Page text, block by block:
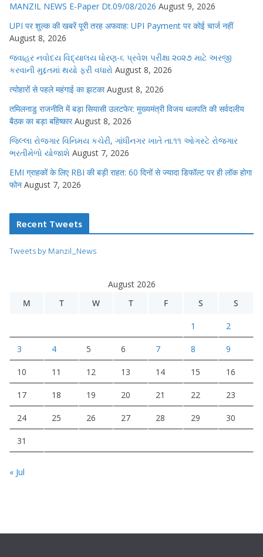
MANZIL NEWS E-Paper Dt.09/08/2026 August 9, 2026
UPI पर शुल्क की खबरें पूरी तरह अफवाह: UPI Payment पर कोई चार्ज नहीं
August 8, 2026
જવાહર નવોદય વિદ્યાલય ધોરણ-૬ પ્રવેશ પરીક્ષા ૨૦૨૭ માટે અરજી
કરવાની મુદ્દતમાં થયો ફરી વધારો August 8, 2026
त्योहारों से पहले महंगाई का झटका August 8, 2026
तमिलनाडु राजनीति में बड़ा सियासी उलटफेर: मुख्यमंत्री विजय थलपति की सर्वदलीय
बैठक का बड़ा बहिष्कार August 8, 2026
જિલ્લા રોજગાર વિનિમય કચેરી, ગાંધીનગર ખાતે તા.૧૧ ઓગસ્ટે રોજગાર
ભરતીમેળો યોજાશે August 7, 2026
EMI ग्राहकों के लिए RBI की बड़ी राहत: 60 दिनों से ज्यादा डिफॉल्ट पर ही लॉक होगा
फोन August 7, 2026
Recent Tweets
Tweets by Manzil_News
August 2026
M
T W T F S S
1 2
3 4 5 6 7 8 9
10 11 12 13 14 15 16
17 18 19 20 21 22 23
24 25 26 27 28 29 30
31
« Jul